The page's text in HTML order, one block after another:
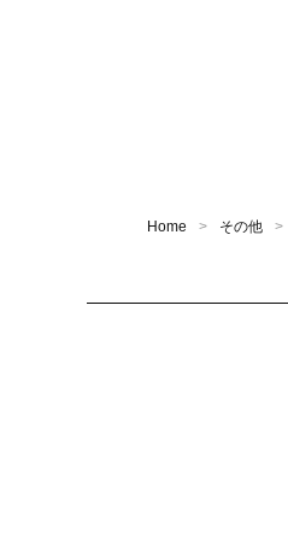
Home その他